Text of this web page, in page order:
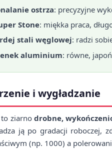
ostrza: precyzyjne
Stone: miękka praca,
stali węglowej: radzi
aluminium: równe,
i wygładzanie
to ziarno drobne,
ją po gradacji roboczej,
(np. 1000) a